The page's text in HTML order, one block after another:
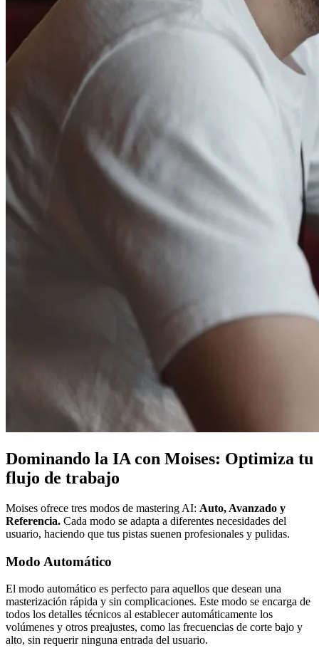
Dominando la IA con Moises: Optimiza tu
flujo de trabajo
Moises ofrece tres modos de mastering AI: Auto, Avanzado y
Referencia. Cada modo se adapta a diferentes necesidades del
usuario, haciendo que tus pistas suenen profesionales y pulidas.
Modo Automático
El modo automático es perfecto para aquellos que desean una
masterización rápida y sin complicaciones. Este modo se encarga de
todos los detalles técnicos al establecer automáticamente los
volúmenes y otros preajustes, como las frecuencias de corte bajo y
alto, sin requerir ninguna entrada del usuario.